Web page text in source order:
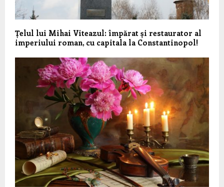
Țelul lui Mihai Viteazul: împărat și restaurator al
imperiului roman, cu capitala la Constantinopol!